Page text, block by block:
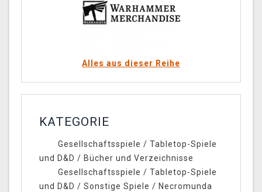
Alles aus dieser Reihe
KATEGORIE
Gesellschaftsspiele / Tabletop-Spiele
und D&D / Bücher und Verzeichnisse
Gesellschaftsspiele / Tabletop-Spiele
und D&D / Sonstige Spiele / Necromunda